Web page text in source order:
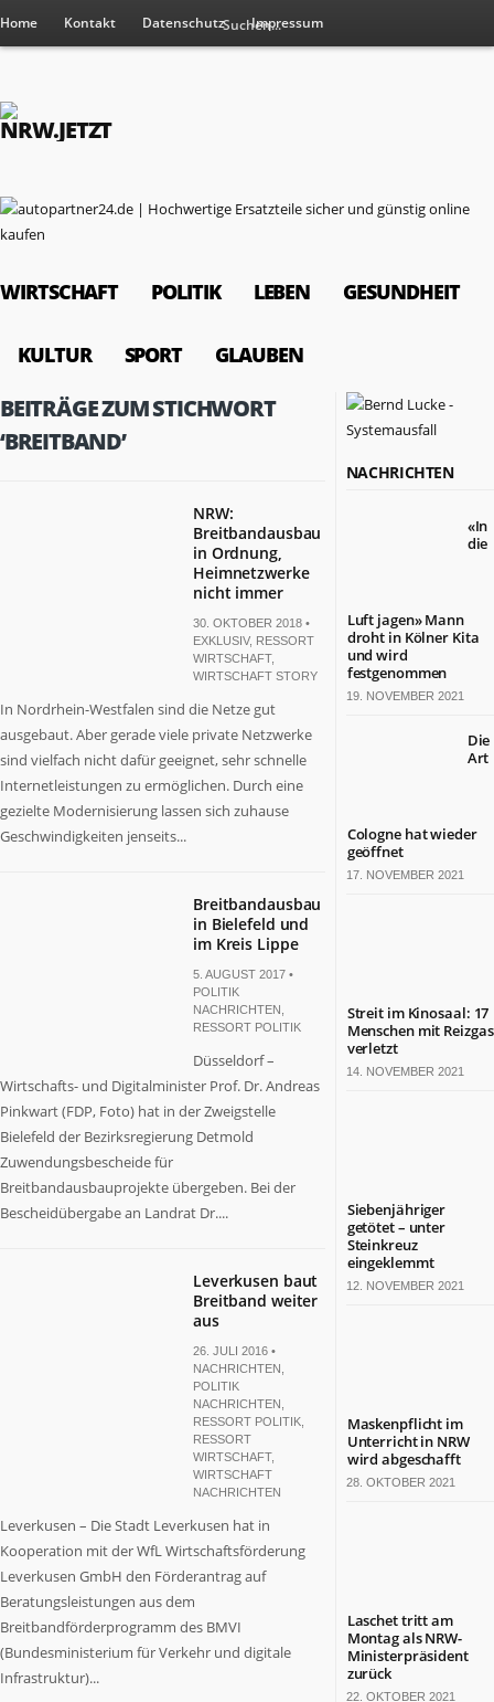
Home Kontakt Datenschutz Impressum
WIRTSCHAFT POLITIK LEBEN GESUNDHEIT
KULTUR SPORT GLAUBEN
BEITRÄGE ZUM STICHWORT
‘BREITBAND’
NRW:
Breitbandausbau
in Ordnung,
Heimnetzwerke
nicht immer
30. OKTOBER 2018 •
EXKLUSIV, RESSORT
WIRTSCHAFT,
WIRTSCHAFT STORY
In Nordrhein-Westfalen sind die Netze gut
ausgebaut. Aber gerade viele private Netzwerke
sind vielfach nicht dafür geeignet, sehr schnelle
Internetleistungen zu ermöglichen. Durch eine
gezielte Modernisierung lassen sich zuhause
Geschwindigkeiten jenseits...
Breitbandausbau
in Bielefeld und
im Kreis Lippe
5. AUGUST 2017 •
POLITIK
NACHRICHTEN
RESSORT POLITIK
Düsseldorf –
Wirtschafts- und Digitalminister Prof. Dr. Andreas
Pinkwart (FDP, Foto) hat in der Zweigstelle
Bielefeld der Bezirksregierung Detmold
Zuwendungsbescheide für
Breitbandausbauprojekte übergeben. Bei der
Bescheidübergabe an Landrat Dr....
Leverkusen baut
Breitband weiter
aus
26. JULI 2016 •
NACHRICHTEN
POLITIK
NACHRICHTEN
RESSORT POLITIK
RESSORT
WIRTSCHAFT,
WIRTSCHAFT
NACHRICHTEN
Leverkusen – Die Stadt Leverkusen hat in
Kooperation mit der WfL Wirtschaftsförderung
Leverkusen GmbH den Förderantrag auf
Beratungsleistungen aus dem
Breitbandförderprogramm des BMVI
(Bundesministerium für Verkehr und digitale
Infrastruktur)...
NACHRICHTEN
«In
die
Luft jagen» Mann
droht in Kölner Kita
und wird
festgenommen
19. NOVEMBER 2021
Die
Art
Cologne hat wieder
geöffnet
17. NOVEMBER 2021
Streit im Kinosaal: 17
Menschen mit Reizgas
verletzt
14. NOVEMBER 2021
Siebenjähriger
getötet – unter
Steinkreuz
eingeklemmt
12. NOVEMBER 2021
Maskenpflicht im
Unterricht in NRW
wird abgeschafft
28. OKTOBER 2021
Laschet tritt am
Montag als NRW-
Ministerpräsident
zurück
22. OKTOBER 2021